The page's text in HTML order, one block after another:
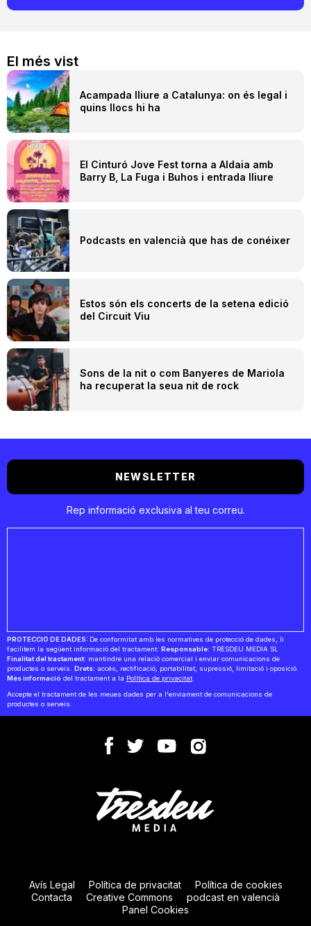
El més vist
Acampada lliure a Catalunya: on és legal i
quins llocs hi ha
El Cinturó Jove Fest torna a Aldaia amb
Barry B, La Fuga i Buhos i entrada lliure
Podcasts en valencià que has de conéixer
Estos són els concerts de la setena edició
del Circuit Viu
Sons de la nit o com Banyeres de Mariola
ha recuperat la seua nit de rock
NEWSLETTER
Rep informació exclusiva al teu correu.
PROTECCIÓ DE DADES: De conformitat amb les normatives de protecció de dades, li
facilitem la següent informació del tractament: Responsable: TRESDEU MEDIA SL
Finalitat del tractament: mantindre una relació comercial i enviar comunicacions de
productes o serveis. Drets: accés, rectificació, portabilitat, supressió, limitació i oposició.
Més informació del tractament a la Política de privacitat
Accepte el tractament de les meues dades per a l'enviament de comunicacions de
productes o serveis.
Avís Legal Política de privacitat
Política de cookies
Contacta
Creative Commons
podcast en valencià
Panel Cookies